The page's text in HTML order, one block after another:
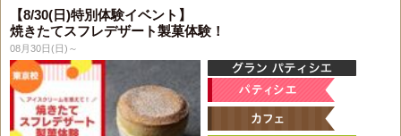
【8/30(日)特別体験イベント】
焼きたてスフレデザート製菓体験！
08月30日(日)～